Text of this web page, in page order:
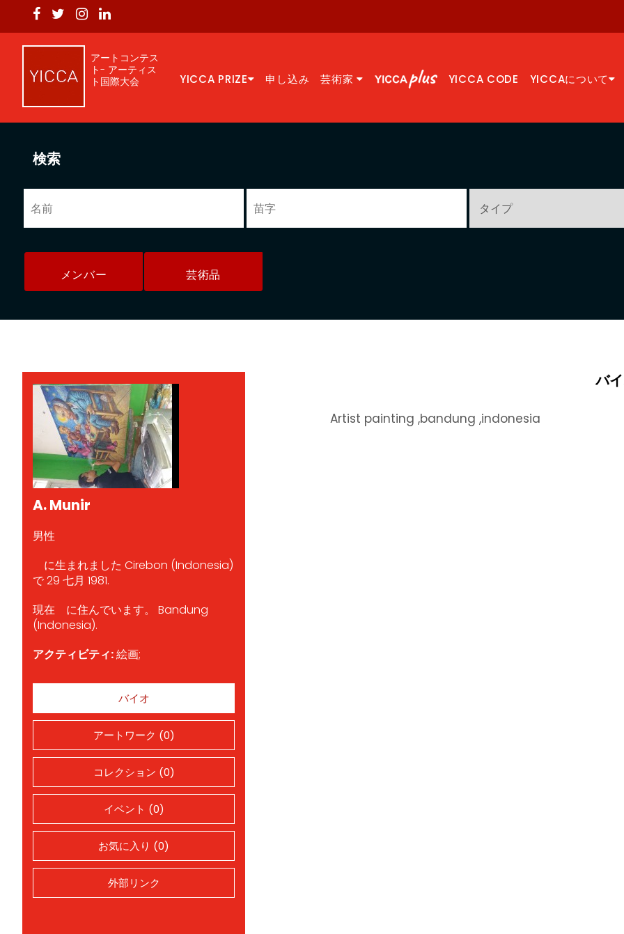
アートコンテス
ト- アーティス
ト国際大会
YICCA PRIZE 申し込み 芸術家 YICCA CODE YICCAについて
検索
メンバー 芸術品
A. Munir
男性
に生まれました Cirebon (Indonesia)
で 29 七月 1981.
現在 に住んでいます。 Bandung
(Indonesia).
アクティビティ:絵画;
バイオ
アートワーク (0)
コレクション (0)
イベント (0)
お気に入り (0)
外部リンク
バ
Artist painting ,bandung ,indonesia